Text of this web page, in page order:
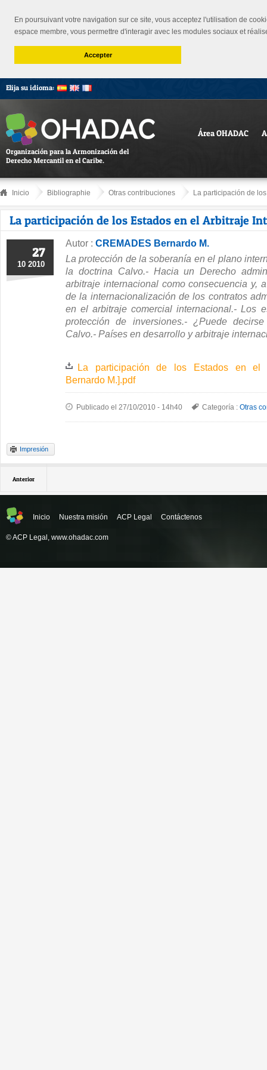
En poursuivant votre navigation sur ce site, vous acceptez l'utilisation de
espace membre, vous permettre d'interagir avec les modules sociaux et
Accepter
Elija su idioma:
Organización para la Armonización del
Derecho Mercantil en el Caribe.
Área OHADAC
Inicio Bibliographie Otras contribuciones La participación de
La participación de los Estados en el Arbitraje
27
10 2010
Autor : CREMADES Bernardo M.
La protección de la soberanía en el plano
la doctrina Calvo.- Hacia un Derecho
arbitraje internacional como consecuencia y,
de la internacionalización de los contratos
en el arbitraje comercial internacional.- Los
protección de inversiones.- ¿Puede
Calvo.- Países en desarrollo y arbitraje
La participación de los Estados en el
Bernardo M.].pdf
Publicado el 27/10/2010 - 14h40 Categoría : Otras
Impresión
Anterior
Inicio Nuestra misión ACP Legal Contáctenos
© ACP Legal, www.ohadac.com